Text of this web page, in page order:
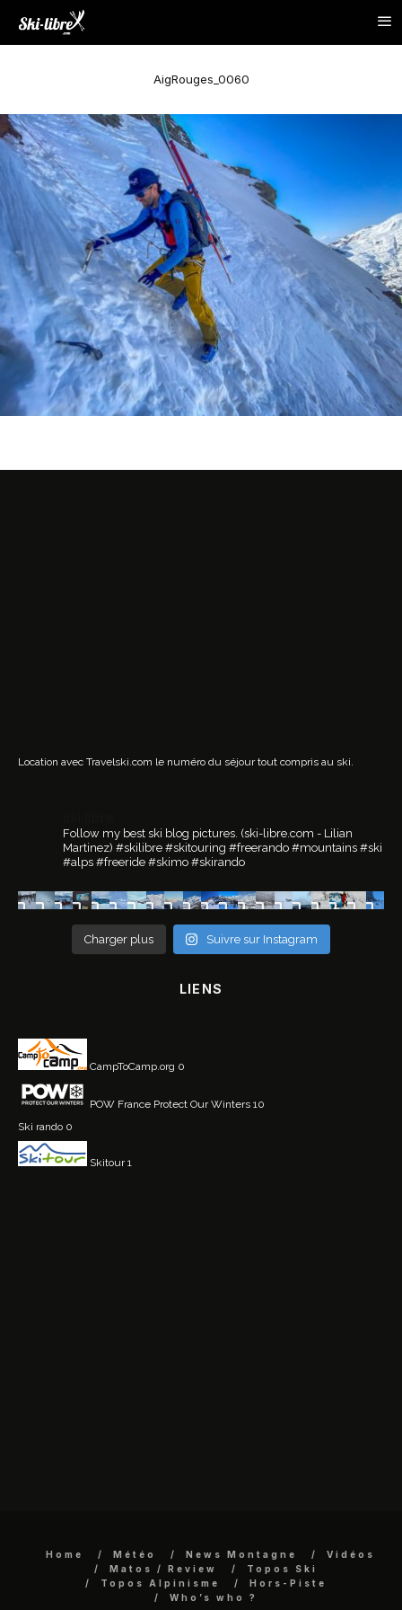
AigRouges_0060
Location avec Travelski.com le numéro du séjour tout compris au ski.
Follow my best ski blog pictures. (ski-libre.com - Lilian
Martinez) #skilibre #skitouring #freerando #mountains #ski
#alps #freeride #skimo #skirando
Charger plus Suivre sur Instagram
LIENS
CampToCamp.org 0
POW France Protect Our Winters 10
Ski rando 0
Skitour1
Home Météo News Montagne
Vidéos
Matos / Review
Topos Ski
Topos Alpinisme
Hors-Piste
Who’s who ?